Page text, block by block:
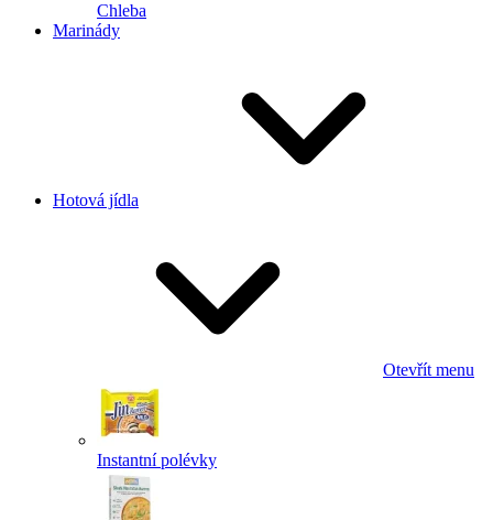
Chleba
Marinády
Hotová jídla
Otevřít menu
Instantní polévky